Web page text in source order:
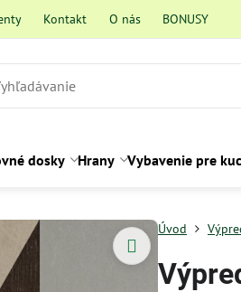
Kontakt O nás BONUSY
dosky Hrany Vybavenie pre
Úvod